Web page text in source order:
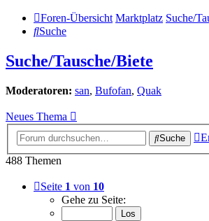
Foren-Übersicht Marktplatz Suche/
Suche
Suche/Tausche/Biete
Moderatoren: san, Bufofan, Quak
Neues Thema
Suche
488 Themen
Seite 1 von 10
Gehe zu Seite: